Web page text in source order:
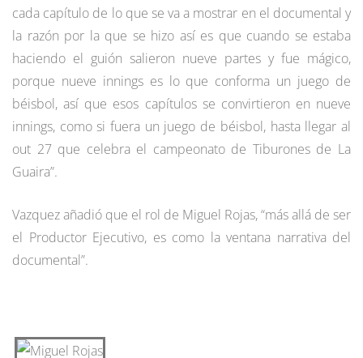
cada capítulo de lo que se va a mostrar en el documental y
la razón por la que se hizo así es que cuando se estaba
haciendo el guión salieron nueve partes y fue mágico,
porque nueve innings es lo que conforma un juego de
béisbol, así que esos capítulos se convirtieron en nueve
innings, como si fuera un juego de béisbol, hasta llegar al
out 27 que celebra el campeonato de Tiburones de La
Guaira”.
Vazquez añadió que el rol de Miguel Rojas, “más allá de ser
el Productor Ejecutivo, es como la ventana narrativa del
documental”.